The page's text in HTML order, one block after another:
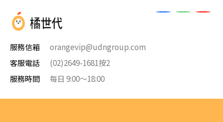
服務信箱
orangevip@udngroup.com
客服電話
(02)2649-1681按2
服務時間
每日 9:00～18:00